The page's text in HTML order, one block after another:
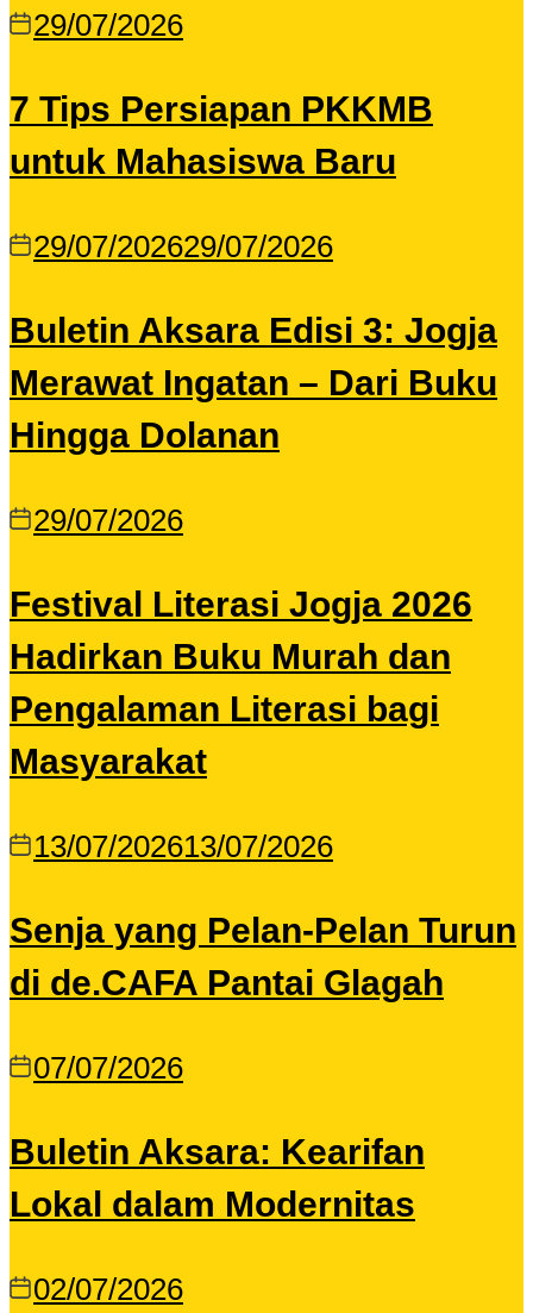
29/07/2026
7 Tips Persiapan PKKMB
untuk Mahasiswa Baru
29/07/202629/07/2026
Buletin Aksara Edisi 3: Jogja
Merawat Ingatan – Dari Buku
Hingga Dolanan
29/07/2026
Festival Literasi Jogja 2026
Hadirkan Buku Murah dan
Pengalaman Literasi bagi
Masyarakat
13/07/202613/07/2026
Senja yang Pelan-Pelan Turun
di de.CAFA Pantai Glagah
07/07/2026
Buletin Aksara: Kearifan
Lokal dalam Modernitas
02/07/2026